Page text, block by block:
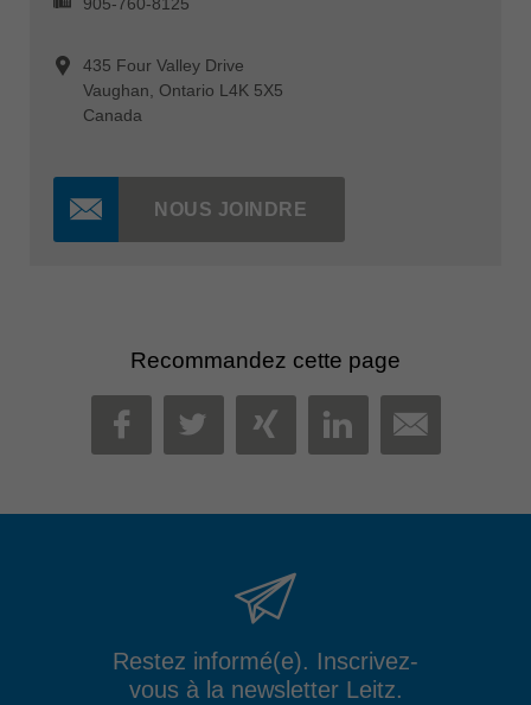
435 Four Valley Drive
Vaughan, Ontario L4K 5X5
Canada
NOUS JOINDRE
Recommandez cette page
FACEBOOK
TWITTER
XINGLINKEDIN
MAIL
Restez informé(e). Inscrivez-
vous à la newsletter Leitz.